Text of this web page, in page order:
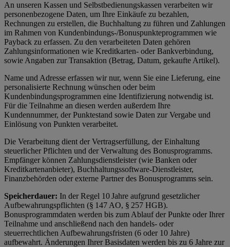
An unseren Kassen und Selbstbedienungskassen verarbeiten wir
personenbezogene Daten, um Ihre Einkäufe zu bezahlen,
Rechnungen zu erstellen, die Buchhaltung zu führen und Zahlungen
im Rahmen von Kundenbindungs-/Bonuspunkteprogrammen wie
Payback zu erfassen. Zu den verarbeiteten Daten gehören
Zahlungsinformationen wie Kreditkarten- oder Bankverbindung,
sowie Angaben zur Transaktion (Betrag, Datum, gekaufte Artikel).
Name und Adresse erfassen wir nur, wenn Sie eine Lieferung, eine
personalisierte Rechnung wünschen oder beim
Kundenbindungsprogrammen eine Identifizierung notwendig ist.
Für die Teilnahme an diesen werden außerdem Ihre
Kundennummer, der Punktestand sowie Daten zur Vergabe und
Einlösung von Punkten verarbeitet.
Die Verarbeitung dient der Vertragserfüllung, der Einhaltung
steuerlicher Pflichten und der Verwaltung des Bonusprogramms.
Empfänger können Zahlungsdienstleister (wie Banken oder
Kreditkartenanbieter), Buchhaltungssoftware-Dienstleister,
Finanzbehörden oder externe Partner des Bonusprogramms sein.
Speicherdauer: In der Regel 10 Jahre aufgrund gesetzlicher
Aufbewahrungspflichten (§ 147 AO, § 257 HGB).
Bonusprogrammdaten werden bis zum Ablauf der Punkte oder Ihrer
Teilnahme und anschließend nach den handels- oder
steuerrechtlichen Aufbewahrungsfristen (6 oder 10 Jahre)
aufbewahrt. Änderungen Ihrer Basisdaten werden bis zu 6 Jahre zur